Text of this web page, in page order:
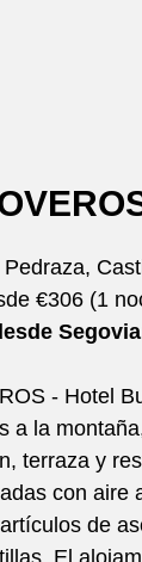
Pedraza,
€306 (1
- Hotel
a la
terraza y
con aire
de
El